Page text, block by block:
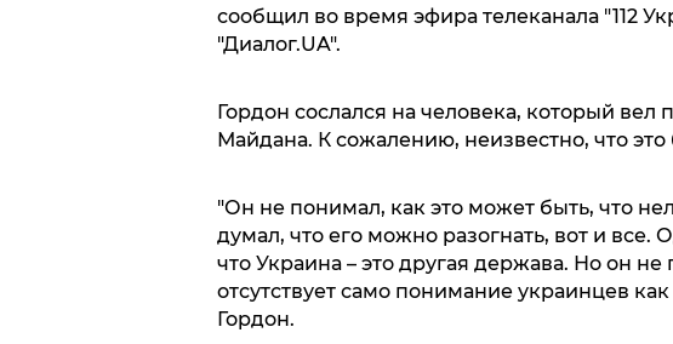
сообщил во время эфира телеканала "112
"Диалог.UA".
Гордон сослался на человека, который
Майдана. К сожалению, неизвестно, что это
"Он не понимал, как это может быть, что
думал, что его можно разогнать, вот и все.
что Украина – это другая держава. Но он не
отсутствует само понимание украинцев
Гордон.